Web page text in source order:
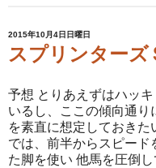
2015年10月4日日曜日
スプリンターズ
予想 とりあえずはハッ
いるし、ここの傾向通り
を素直に想定しておき
では、前半からスピー
た脚を使い 他馬を圧倒